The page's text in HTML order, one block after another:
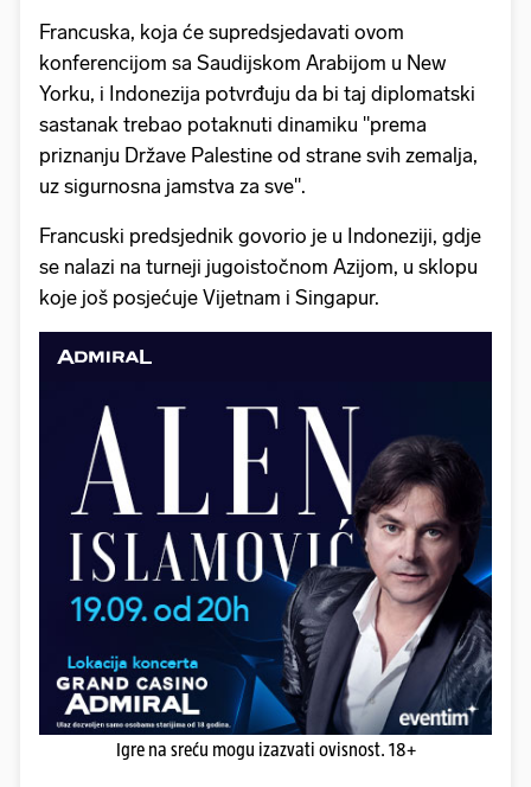
Francuska, koja će supredsjedavati ovom
konferencijom sa Saudijskom Arabijom u New
Yorku, i Indonezija potvrđuju da bi taj diplomatski
sastanak trebao potaknuti dinamiku "prema
priznanju Države Palestine od strane svih zemalja,
uz sigurnosna jamstva za sve".
Francuski predsjednik govorio je u Indoneziji, gdje
se nalazi na turneji jugoistočnom Azijom, u sklopu
koje još posjećuje Vijetnam i Singapur.
Igre na sreću mogu izazvati ovisnost. 18+